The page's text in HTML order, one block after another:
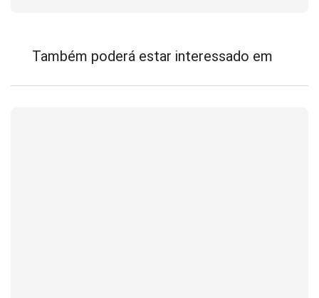
Também poderá estar interessado em